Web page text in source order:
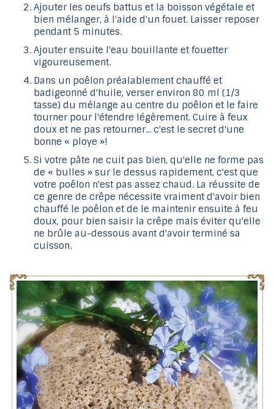
Ajouter les oeufs battus et la boisson végétale et
bien mélanger, à l'aide d'un fouet. Laisser reposer
pendant 5 minutes.
Ajouter ensuite l'eau bouillante et fouetter
vigoureusement.
Dans un poêlon préalablement chauffé et
badigeonné d'huile, verser environ 80 ml (1/3
tasse) du mélange au centre du poêlon et le faire
tourner pour l'étendre légèrement. Cuire à feux
doux et ne pas retourner... c'est le secret d'une
bonne « ploye »!
Si votre pâte ne cuit pas bien, qu'elle ne forme pas
de « bulles » sur le dessus rapidement, c'est que
votre poêlon n'est pas assez chaud. La réussite de
ce genre de crêpe nécessite vraiment d'avoir bien
chauffé le poêlon et de le maintenir ensuite à feu
doux, pour bien saisir la crêpe mais éviter qu'elle
ne brûle au-dessous avant d'avoir terminé sa
cuisson.